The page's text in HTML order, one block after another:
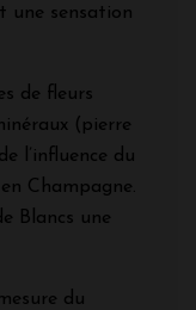
une sensation
de fleurs
(pierre
l’influence du
Champagne.
Blancs une
du